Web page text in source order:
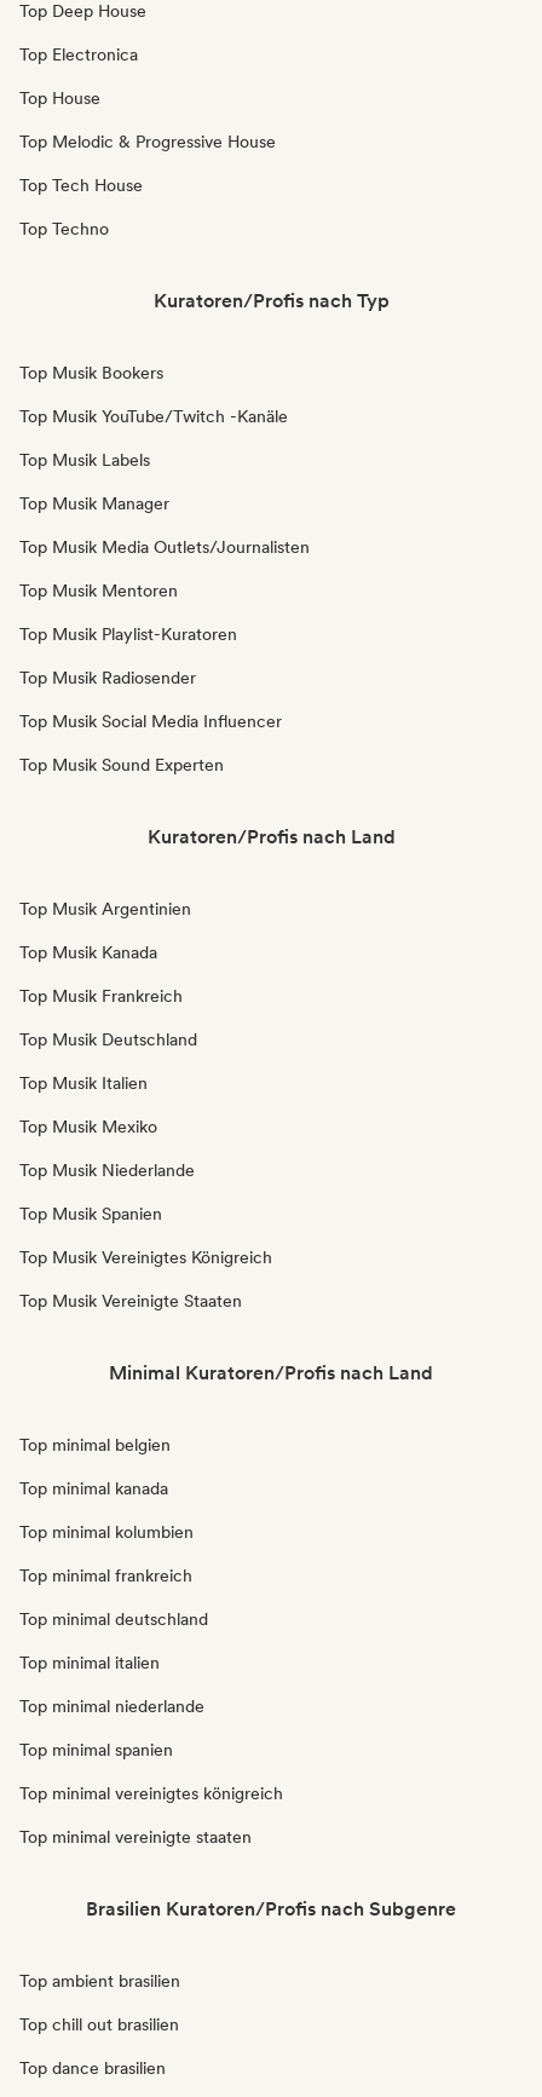
Top Deep House
Top Electronica
Top House
Top Melodic & Progressive House
Top Tech House
Top Techno
Kuratoren/Profis nach Typ
Top Musik Bookers
Top Musik YouTube/Twitch -Kanäle
Top Musik Labels
Top Musik Manager
Top Musik Media Outlets/Journalisten
Top Musik Mentoren
Top Musik Playlist-Kuratoren
Top Musik Radiosender
Top Musik Social Media Influencer
Top Musik Sound Experten
Kuratoren/Profis nach Land
Top Musik Argentinien
Top Musik Kanada
Top Musik Frankreich
Top Musik Deutschland
Top Musik Italien
Top Musik Mexiko
Top Musik Niederlande
Top Musik Spanien
Top Musik Vereinigtes Königreich
Top Musik Vereinigte Staaten
Minimal Kuratoren/Profis nach Land
Top minimal belgien
Top minimal kanada
Top minimal kolumbien
Top minimal frankreich
Top minimal deutschland
Top minimal italien
Top minimal niederlande
Top minimal spanien
Top minimal vereinigtes königreich
Top minimal vereinigte staaten
Brasilien Kuratoren/Profis nach Subgenre
Top ambient brasilien
Top chill out brasilien
Top dance brasilien